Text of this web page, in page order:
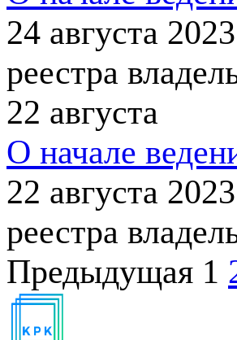
24 августа
реестра
22 августа
О начале
22 августа
реестра
Предыдущая 1